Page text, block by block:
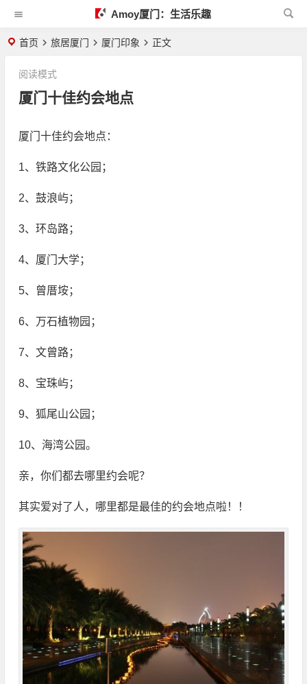
Amoy厦门：生活乐趣
首页 旅居厦门 厦门印象 正文
厦门十佳约会地点
阅读模式
厦门十佳约会地点：
1、铁路文化公园；
2、鼓浪屿；
3、环岛路；
4、厦门大学；
5、曾厝垵；
6、万石植物园；
7、文曾路；
8、宝珠屿；
9、狐尾山公园；
10、海湾公园。
亲，你们都去哪里约会呢？
其实爱对了人，哪里都是最佳的约会地点啦！！